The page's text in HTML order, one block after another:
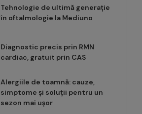
Tehnologie de ultimă generație
în oftalmologie la Mediuno
Diagnostic precis prin RMN
cardiac, gratuit prin CAS
Alergiile de toamnă: cauze,
simptome și soluții pentru un
sezon mai ușor